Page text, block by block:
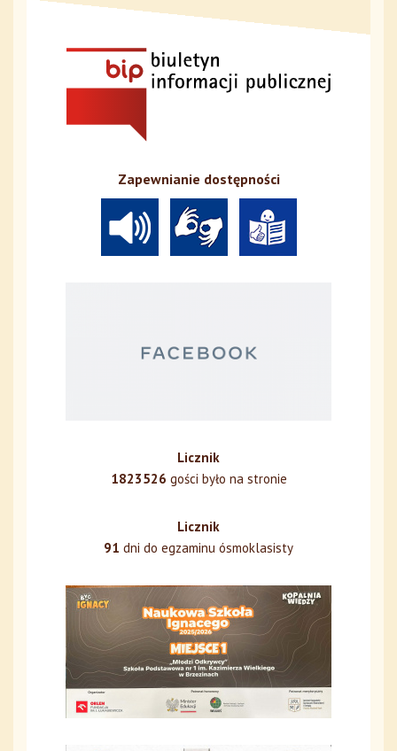
Zapewnianie dostępności
Licznik
1823526 gości było na stronie
Licznik
91 dni do egzaminu ósmoklasisty